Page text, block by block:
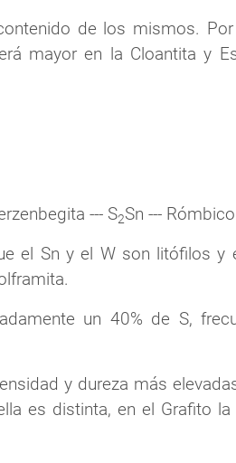
de los mismos.
mayor en la Cloantita y
--- S2Sn ---
el Sn y el W son litófilos y
un 40% de S,
y dureza más
es distinta, en el Grafito